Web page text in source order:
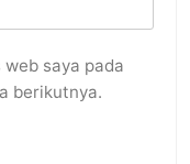
saya pada
berikutnya.